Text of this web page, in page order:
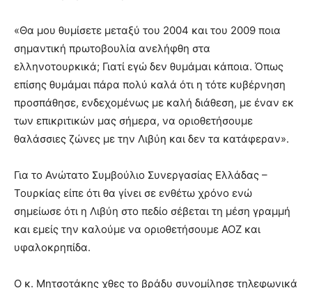
«Θα μου θυμίσετε μεταξύ του 2004 και του 2009 ποια
σημαντική πρωτοβουλία ανελήφθη στα
ελληνοτουρκικά; Γιατί εγώ δεν θυμάμαι κάποια. Όπως
επίσης θυμάμαι πάρα πολύ καλά ότι η τότε κυβέρνηση
προσπάθησε, ενδεχομένως με καλή διάθεση, με έναν εκ
των επικριτικών μας σήμερα, να οριοθετήσουμε
θαλάσσιες ζώνες με την Λιβύη και δεν τα κατάφεραν».
Για το Ανώτατο Συμβούλιο Συνεργασίας Ελλάδας –
Τουρκίας είπε ότι θα γίνει σε ενθέτω χρόνο ενώ
σημείωσε ότι η Λιβύη στο πεδίο σέβεται τη μέση γραμμή
και εμείς την καλούμε να οριοθετήσουμε ΑΟΖ και
υφαλοκρηπίδα.
Ο κ. Μητσοτάκης χθες το βράδυ συνομίλησε τηλεφωνικά